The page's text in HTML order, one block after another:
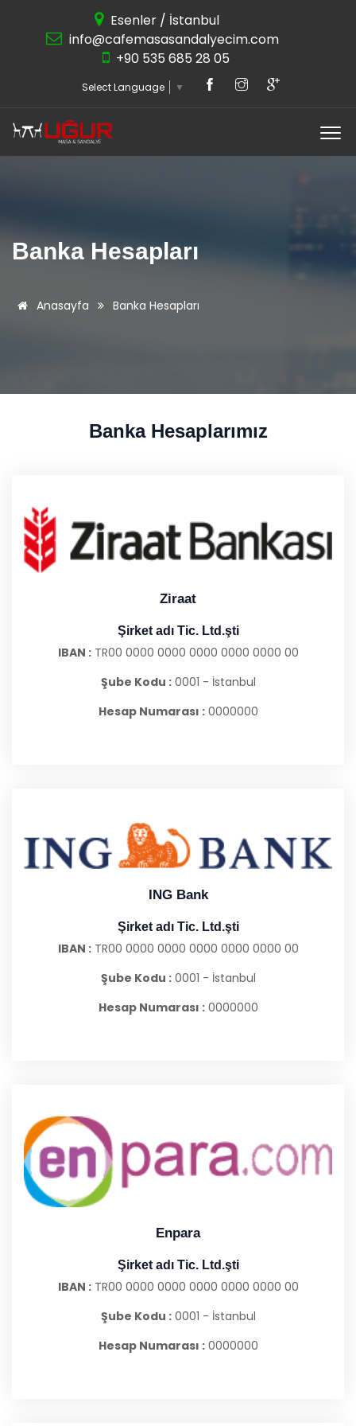
Esenler / İstanbul
info@cafemasasandalyecim.com
+90 535 685 28 05
Select Language ▼
Banka Hesapları
Anasayfa Banka Hesapları
Banka Hesaplarımız
Ziraat
Şirket adı Tic. Ltd.şti
IBAN :TR00 0000 0000 0000 0000 0000 00
Şube Kodu :0001 - İstanbul
Hesap Numarası :0000000
ING Bank
Şirket adı Tic. Ltd.şti
IBAN :TR00 0000 0000 0000 0000 0000 00
Şube Kodu :0001 - İstanbul
Hesap Numarası :0000000
Enpara
Şirket adı Tic. Ltd.şti
IBAN :TR00 0000 0000 0000 0000 0000 00
Şube Kodu :0001 - İstanbul
Hesap Numarası :0000000